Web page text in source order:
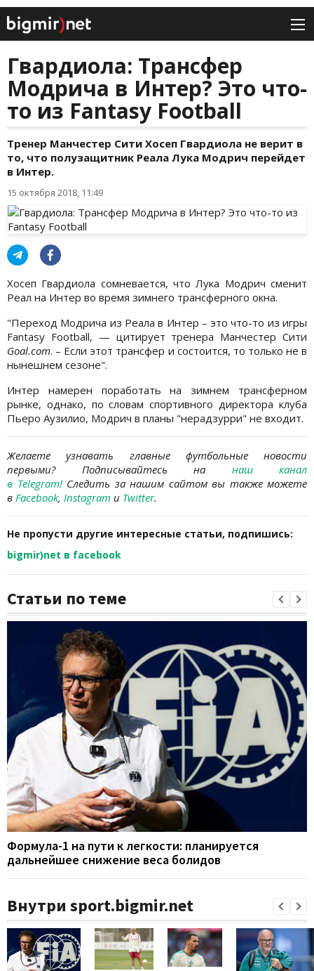
Гвардиола: Трансфер
Модрича в Интер? Это что-
то из Fantasy Football
Тренер Манчестер Сити Хосеп Гвардиола не верит в
то, что полузащитник Реала Лука Модрич перейдет
в Интер.
15 октября 2018, 11:49
Хосеп Гвардиола сомневается, что Лука Модрич сменит
Реал на Интер во время зимнего трансферного окна.
"Переход Модрича из Реала в Интер – это что-то из игры
Fantasy Football, — цитирует тренера Манчестер Сити
Goal.com. – Если этот трансфер и состоится, то только не в
нынешнем сезоне".
Интер намерен поработать на зимнем трансферном
рынке, однако, по словам спортивного директора клуба
Пьеро Аузилио, Модрич в планы "нерадзурри" не входит.
Желаете узнавать главные футбольные новости
первыми?
Подписывайтесь на
наш канал
в Telegram! Следить за нашим сайтом вы также можете
в Facebook, Instagram и Twitter.
Не пропусти другие интересные статьи, подпишись:
bigmir)net в facebook
Статьи по теме
Формула-1 на пути к легкости: планируется
дальнейшее снижение веса болидов
Внутри sport.bigmir.net